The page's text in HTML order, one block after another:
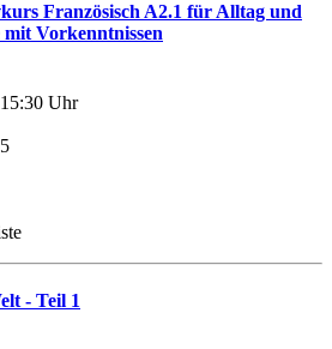
Französisch A2.1 für Alltag und
Vorkenntnissen
Uhr
- Teil 1